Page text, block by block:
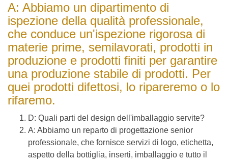
A: Abbiamo un dipartimento di
ispezione della qualità professionale,
che conduce un'ispezione rigorosa di
materie prime, semilavorati, prodotti in
produzione e prodotti finiti per garantire
una produzione stabile di prodotti. Per
quei prodotti difettosi, lo ripareremo o lo
rifaremo.
D: Quali parti del design dell'imballaggio servite?
A: Abbiamo un reparto di progettazione senior
professionale, che fornisce servizi di logo, etichetta,
aspetto della bottiglia, inserti, imballaggio e tutto il